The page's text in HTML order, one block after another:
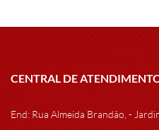
CENTRAL DE
End: Rua Almeida Brandão, -